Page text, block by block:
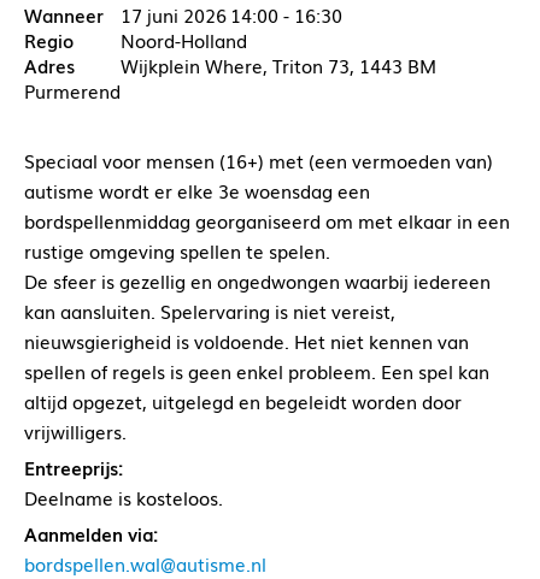
17 juni 2026 14:00 - 16:30
Noord-Holland
Wijkplein Where, Triton 73, 1443 BM
Purmerend
Speciaal voor mensen (16+) met (een vermoeden van)
autisme wordt er elke 3e woensdag een
bordspellenmiddag georganiseerd om met elkaar in een
rustige omgeving spellen te spelen.
De sfeer is gezellig en ongedwongen waarbij iedereen
kan aansluiten. Spelervaring is niet vereist,
nieuwsgierigheid is voldoende. Het niet kennen van
spellen of regels is geen enkel probleem. Een spel kan
altijd opgezet, uitgelegd en begeleidt worden door
vrijwilligers.
Entreeprijs:
Deelname is kosteloos.
Aanmelden via:
bordspellen.wal@autisme.nl